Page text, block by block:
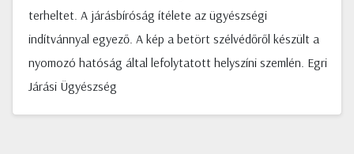
terheltet. A járásbíróság ítélete az ügyészségi
indítvánnyal egyező. A kép a betört szélvédőről készült a
nyomozó hatóság által lefolytatott helyszíni szemlén. Egri
Járási Ügyészség